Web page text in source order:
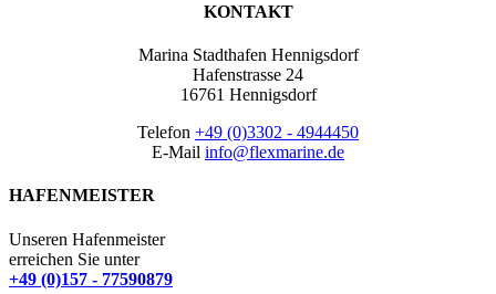
KONTAKT
Marina Stadthafen Hennigsdorf
Hafenstrasse 24
16761 Hennigsdorf
Telefon +49 (0)3302 - 4944450
E-Mail info@flexmarine.de
HAFENMEISTER
Unseren Hafenmeister
erreichen Sie unter
+49 (0)157 - 77590879